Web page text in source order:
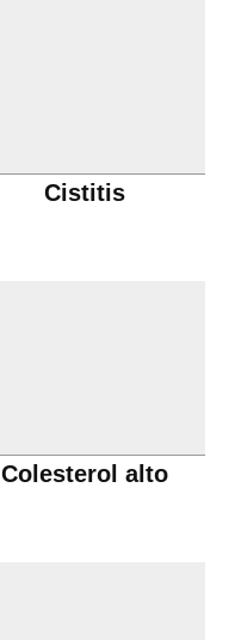
Cistitis
Colesterol alto